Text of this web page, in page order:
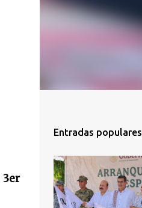
Entradas populares